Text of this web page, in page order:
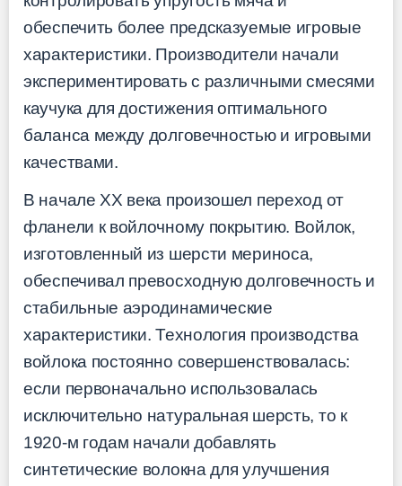
обеспечить более предсказуемые игровые
характеристики. Производители начали
экспериментировать с различными смесями
каучука для достижения оптимального
баланса между долговечностью и игровыми
качествами.
В начале XX века произошел переход от
фланели к войлочному покрытию. Войлок,
изготовленный из шерсти мериноса,
обеспечивал превосходную долговечность и
стабильные аэродинамические
характеристики. Технология производства
войлока постоянно совершенствовалась:
если первоначально использовалась
исключительно натуральная шерсть, то к
1920-м годам начали добавлять
синтетические волокна для улучшения